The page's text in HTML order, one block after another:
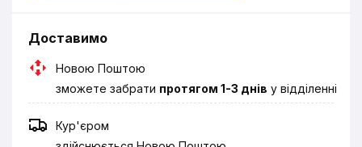
Доставимо
Новою Поштою
зможете забрати протягом 1-3 днів у відділенні
Кур'єром